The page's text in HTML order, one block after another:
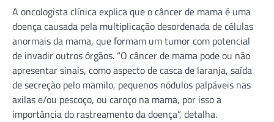
A oncologista clínica explica que o câncer de mama é uma
doença causada pela multiplicação desordenada de células
anormais da mama, que formam um tumor com potencial
de invadir outros órgãos. “O câncer de mama pode ou não
apresentar sinais, como aspecto de casca de laranja, saída
de secreção pelo mamilo, pequenos nódulos palpáveis nas
axilas e/ou pescoço, ou caroço na mama, por isso a
importância do rastreamento da doença”, detalha.